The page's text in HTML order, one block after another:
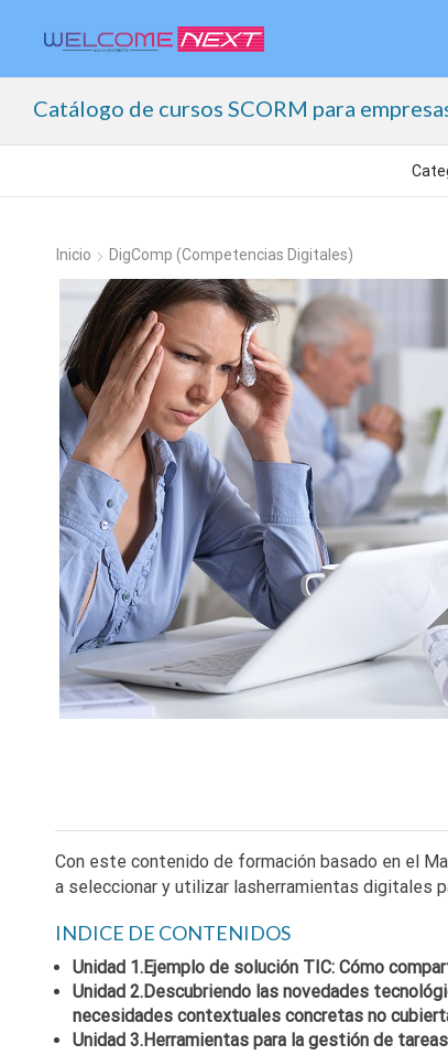
Catálogo de cursos SCORM para
Inicio DigComp (Competencias Digitales)
Con este contenido de formación basado en el
a seleccionar y utilizar lasherramientas digitales
INDICE DE CONTENIDOS
Unidad 1.Ejemplo de solución TIC: Cómo
Unidad 2.Descubriendo las novedades
necesidades contextuales concretas no
Unidad 3.Herramientas para la gestión de